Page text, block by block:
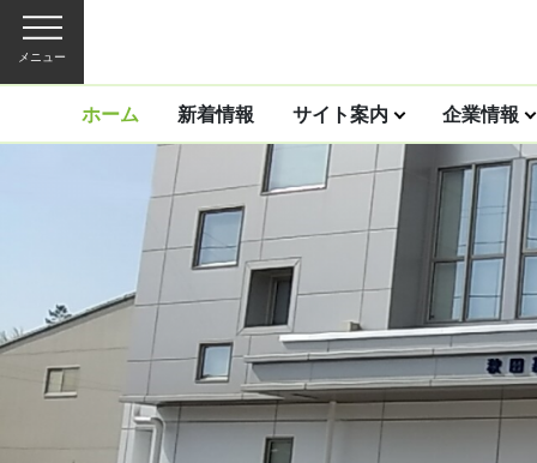
メニュー
ホーム 新着情報 サイト案内 企業情報